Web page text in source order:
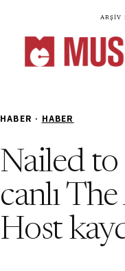
Arşiv
HABER · HABER
Nailed
canlı
Host